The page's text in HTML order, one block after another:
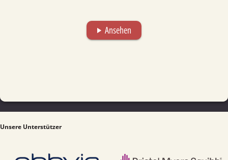
play_arrow Ansehen
Unsere Unterstützer